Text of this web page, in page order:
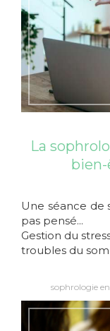
La
bien-
Une séance de
pas pensé...
Gestion du
troubles du
sophrologie